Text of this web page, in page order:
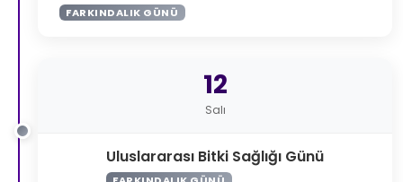
FARKINDALIK GÜNÜ
12
Salı
Uluslararası Bitki Sağlığı Günü